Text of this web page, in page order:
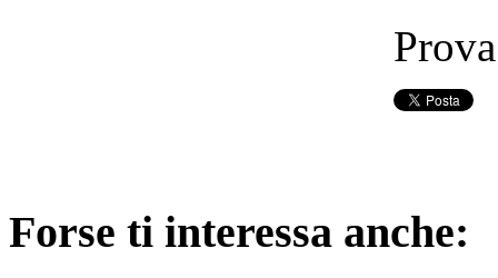
Forse ti interessa anche: